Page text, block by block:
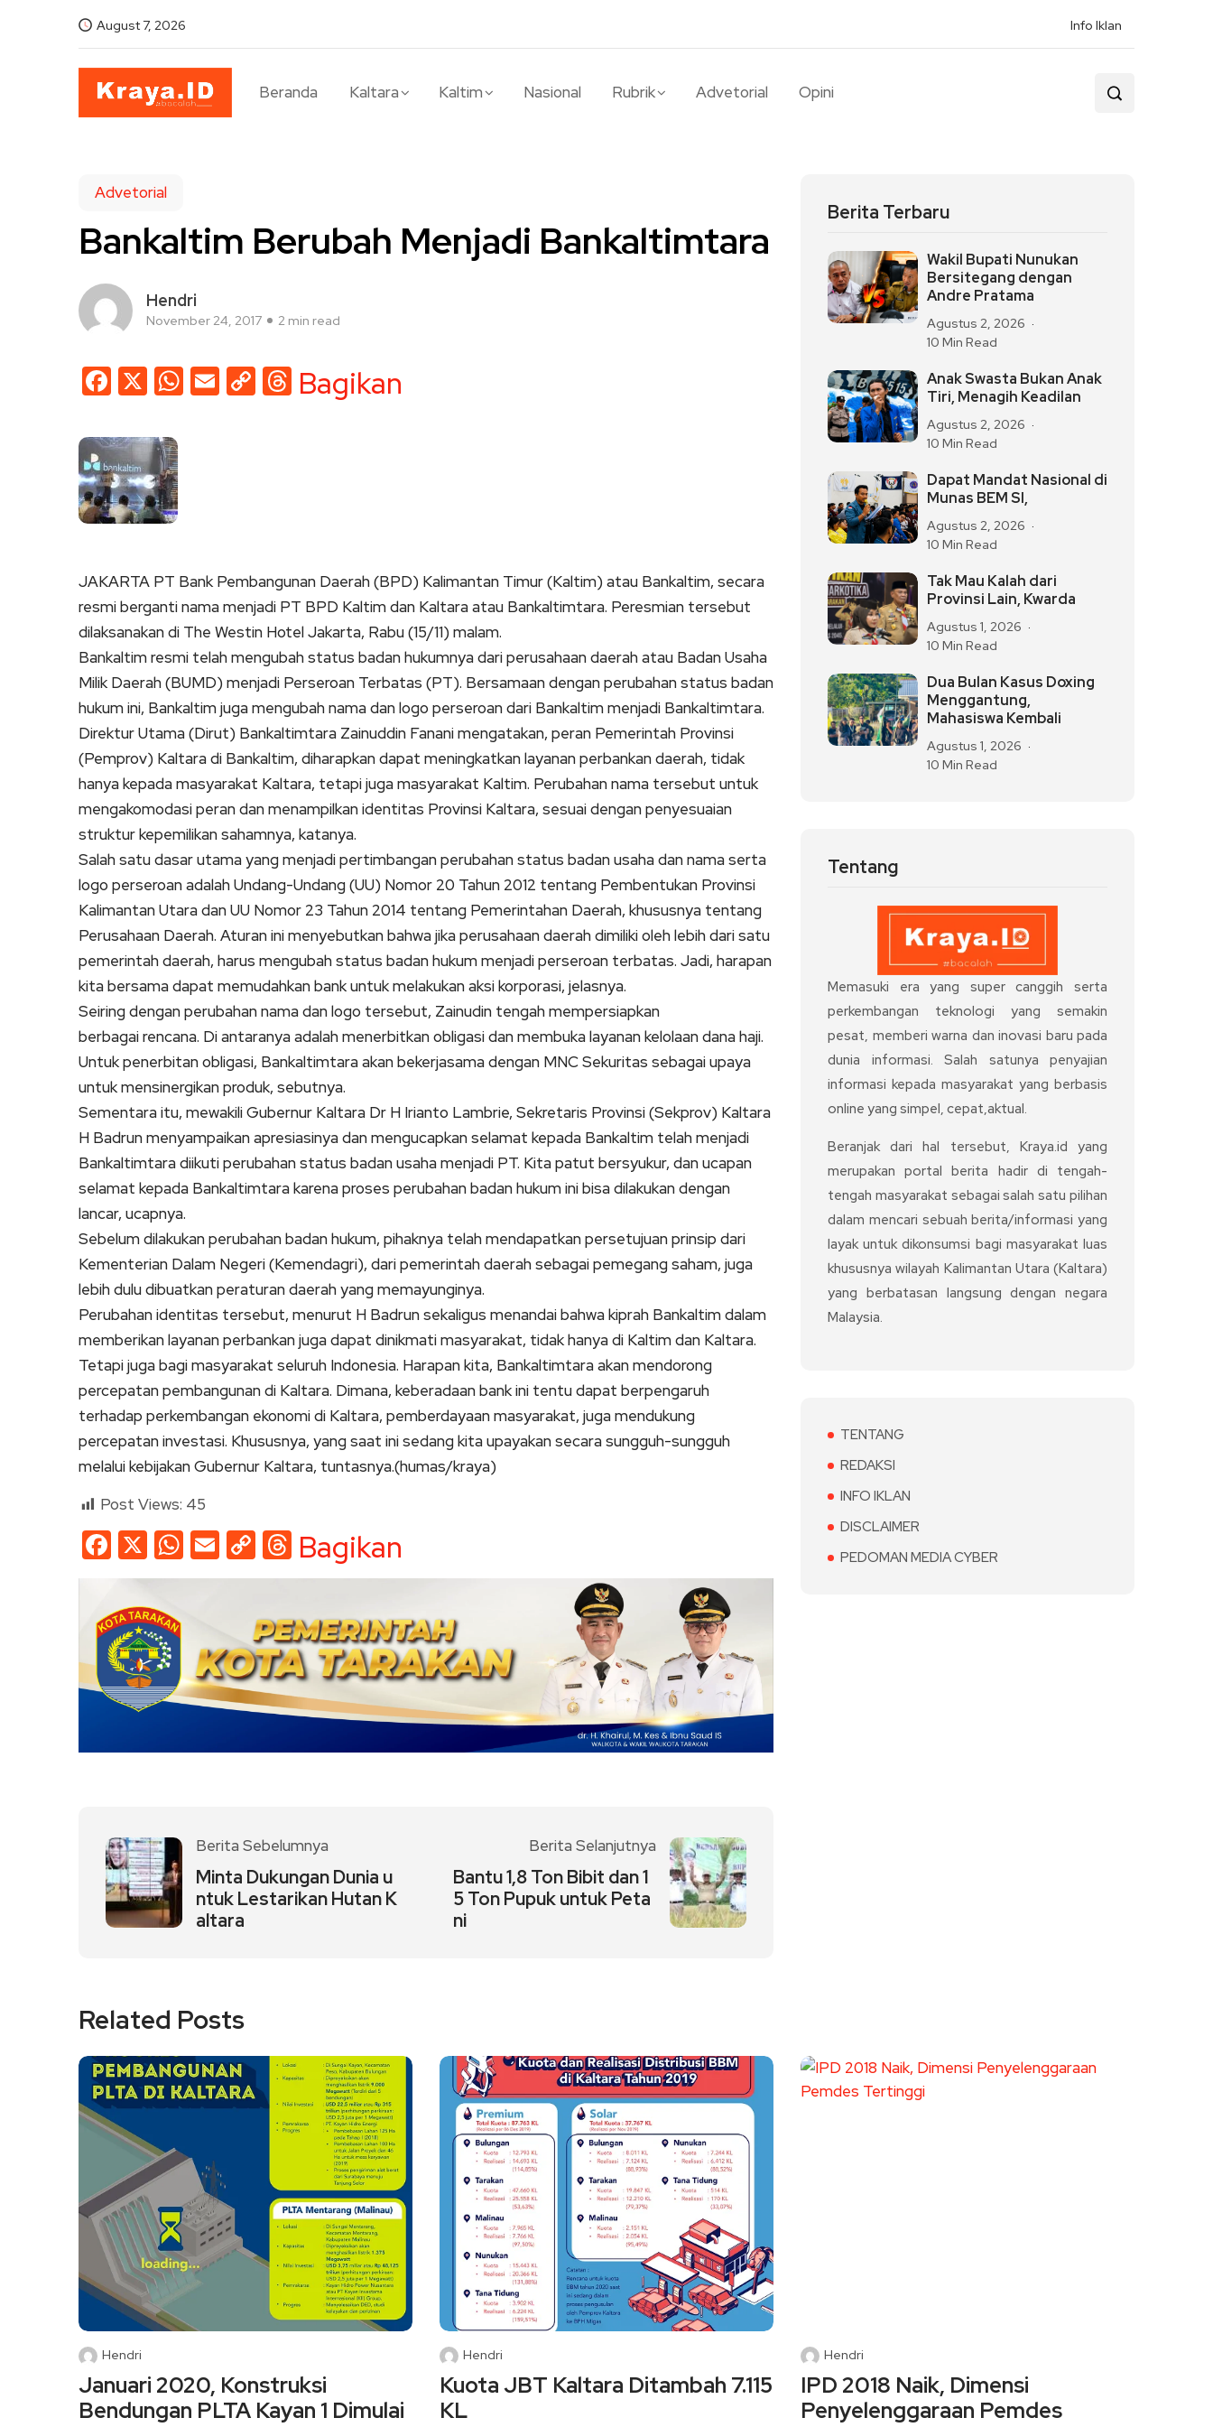
August 7, 2026 Info Iklan
Beranda Kaltara Kaltim Nasional Rubrik Advetorial Opini
Advetorial
Bankaltim Berubah Menjadi Bankaltimtara
Hendri
November 24, 2017 2 min read
Facebook
X WhatsApp
EmailCopyThreads
Bagikan
JAKARTA PT Bank Pembangunan Daerah (BPD) Kalimantan Timur (Kaltim) atau Bankaltim, secara
resmi berganti nama menjadi PT BPD Kaltim dan Kaltara atau Bankaltimtara. Peresmian tersebut
dilaksanakan di The Westin Hotel Jakarta, Rabu (15/11) malam.
Bankaltim resmi telah mengubah status badan hukumnya dari perusahaan daerah atau Badan Usaha
Milik Daerah (BUMD) menjadi Perseroan Terbatas (PT). Bersamaan dengan perubahan status badan
hukum ini, Bankaltim juga mengubah nama dan logo perseroan dari Bankaltim menjadi Bankaltimtara.
Direktur Utama (Dirut) Bankaltimtara Zainuddin Fanani mengatakan, peran Pemerintah Provinsi
(Pemprov) Kaltara di Bankaltim, diharapkan dapat meningkatkan layanan perbankan daerah, tidak
hanya kepada masyarakat Kaltara, tetapi juga masyarakat Kaltim. Perubahan nama tersebut untuk
mengakomodasi peran dan menampilkan identitas Provinsi Kaltara, sesuai dengan penyesuaian
struktur kepemilikan sahamnya, katanya.
Salah satu dasar utama yang menjadi pertimbangan perubahan status badan usaha dan nama serta
logo perseroan adalah Undang-Undang (UU) Nomor 20 Tahun 2012 tentang Pembentukan Provinsi
Kalimantan Utara dan UU Nomor 23 Tahun 2014 tentang Pemerintahan Daerah, khususnya tentang
Perusahaan Daerah. Aturan ini menyebutkan bahwa jika perusahaan daerah dimiliki oleh lebih dari satu
pemerintah daerah, harus mengubah status badan hukum menjadi perseroan terbatas. Jadi, harapan
kita bersama dapat memudahkan bank untuk melakukan aksi korporasi, jelasnya.
Seiring dengan perubahan nama dan logo tersebut, Zainudin tengah mempersiapkan
berbagai rencana. Di antaranya adalah menerbitkan obligasi dan membuka layanan kelolaan dana haji.
Untuk penerbitan obligasi, Bankaltimtara akan bekerjasama dengan MNC Sekuritas sebagai upaya
untuk mensinergikan produk, sebutnya.
Sementara itu, mewakili Gubernur Kaltara Dr H Irianto Lambrie, Sekretaris Provinsi (Sekprov) Kaltara
H Badrun menyampaikan apresiasinya dan mengucapkan selamat kepada Bankaltim telah menjadi
Bankaltimtara diikuti perubahan status badan usaha menjadi PT. Kita patut bersyukur, dan ucapan
selamat kepada Bankaltimtara karena proses perubahan badan hukum ini bisa dilakukan dengan
lancar, ucapnya.
Sebelum dilakukan perubahan badan hukum, pihaknya telah mendapatkan persetujuan prinsip dari
Kementerian Dalam Negeri (Kemendagri), dari pemerintah daerah sebagai pemegang saham, juga
lebih dulu dibuatkan peraturan daerah yang memayunginya.
Perubahan identitas tersebut, menurut H Badrun sekaligus menandai bahwa kiprah Bankaltim dalam
memberikan layanan perbankan juga dapat dinikmati masyarakat, tidak hanya di Kaltim dan Kaltara.
Tetapi juga bagi masyarakat seluruh Indonesia. Harapan kita, Bankaltimtara akan mendorong
percepatan pembangunan di Kaltara. Dimana, keberadaan bank ini tentu dapat berpengaruh
terhadap perkembangan ekonomi di Kaltara, pemberdayaan masyarakat, juga mendukung
percepatan investasi. Khususnya, yang saat ini sedang kita upayakan secara sungguh-sungguh
melalui kebijakan Gubernur Kaltara, tuntasnya.(humas/kraya)
Post Views: 45
Facebook
X WhatsApp
EmailCopy
Link
Threads
Bagikan
Berita Sebelumnya
Minta Dukungan Dunia u
ntuk Lestarikan Hutan K
altara
Berita Selanjutnya
Bantu 1,8 Ton Bibit dan 1
5 Ton Pupuk untuk Peta
ni
Berita Terbaru
Wakil Bupati Nunukan
Bersitegang dengan
Andre Pratama
Agustus 2, 2026
10 Min Read
Anak Swasta Bukan Anak
Tiri, Menagih Keadilan
Agustus 2, 2026
10 Min Read
Dapat Mandat Nasional di
Munas BEM SI,
Agustus 2, 2026
10 Min Read
Tak Mau Kalah dari
Provinsi Lain, Kwarda
Agustus 1, 2026
10 Min Read
Dua Bulan Kasus Doxing
Menggantung,
Mahasiswa Kembali
Agustus 1, 2026
10 Min Read
Tentang
Memasuki era yang super canggih serta
perkembangan teknologi yang semakin
pesat, memberi warna dan inovasi baru pada
dunia informasi. Salah satunya penyajian
informasi kepada masyarakat yang berbasis
online yang simpel, cepat,aktual.
Beranjak dari hal tersebut, Kraya.id yang
merupakan portal berita hadir di tengah-
tengah masyarakat sebagai salah satu pilihan
dalam mencari sebuah berita/informasi yang
layak untuk dikonsumsi bagi masyarakat luas
khususnya wilayah Kalimantan Utara (Kaltara)
yang berbatasan langsung dengan negara
Malaysia.
TENTANG
REDAKSI
INFO IKLAN
DISCLAIMER
PEDOMAN MEDIA CYBER
Related Posts
Hendri
Januari 2020, Konstruksi
Bendungan PLTA Kayan 1 Dimulai
Hendri
Kuota JBT Kaltara Ditambah 7.115
KL
Hendri
IPD 2018 Naik, Dimensi
Penyelenggaraan Pemdes